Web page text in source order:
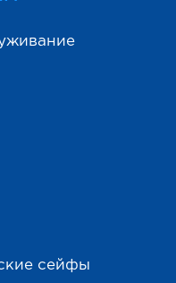
сейфы